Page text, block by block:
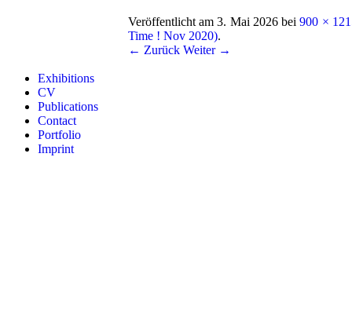
Veröffentlicht am3. Mai 2026bei900 ×
Time ! Nov 2020).
← Zurück Weiter →
Exhibitions
CV
Publications
Contact
Portfolio
Imprint